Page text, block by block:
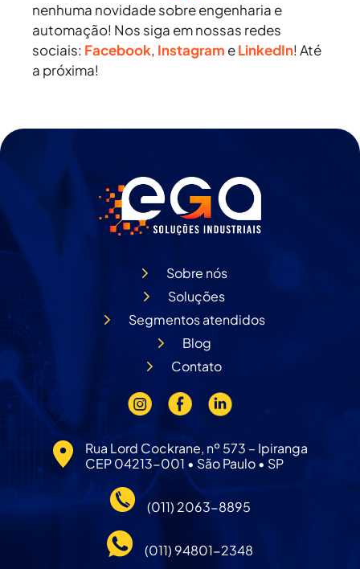
nenhuma novidade sobre engenharia e
automação! Nos siga em nossas redes
sociais: Facebook, Instagram eLinkedIn! Até
a próxima!
Sobre nós
Soluções
Segmentos atendidos
Blog
Contato
Rua Lord Cockrane, nº 573 – Ipiranga
CEP 04213-001 • São Paulo • SP
(011) 2063-8895
(011) 94801-2348